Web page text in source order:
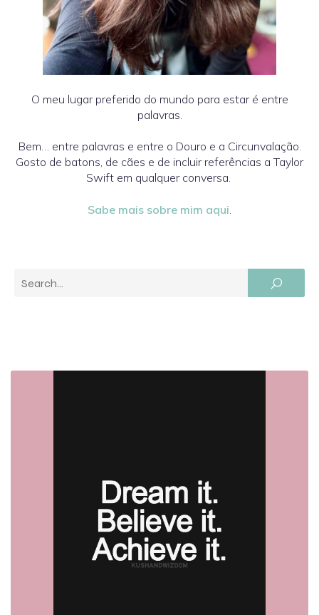
O meu lugar preferido do mundo para estar é entre
palavras.
Bem… entre palavras e entre o Douro e a Circunvalação.
Gosto de batons, de cães e de incluir referências a Taylor
Swift em qualquer conversa.
Sabe mais sobre mim aqui.